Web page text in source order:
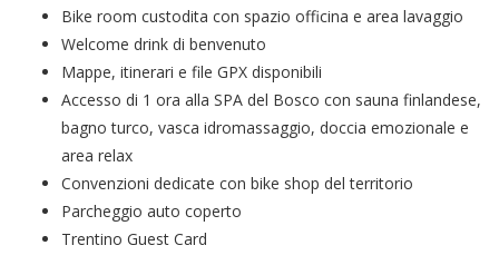
Bike room custodita con spazio officina e area lavaggio
Welcome drink di benvenuto
Mappe, itinerari e file GPX disponibili
Accesso di 1 ora alla SPA del Bosco con sauna finlandese,
bagno turco, vasca idromassaggio, doccia emozionale e
area relax
Convenzioni dedicate con bike shop del territorio
Parcheggio auto coperto
Trentino Guest Card